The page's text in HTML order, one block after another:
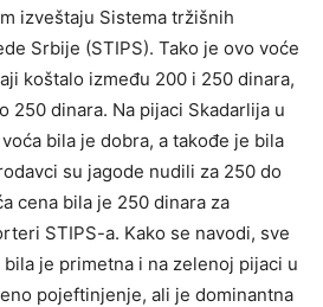
izveštaju Sistema tržišnih
Srbije (STIPS). Tako je ovo voće
koštalo između 200 i 250 dinara,
250 dinara. Na pijaci Skadarlija u
bila je dobra, a takođe je bila
su jagode nudili za 250 do
cena bila je 250 dinara za
STIPS-a. Kako se navodi, sve
je primetna i na zelenoj pijaci u
pojeftinjenje, ali je dominantna